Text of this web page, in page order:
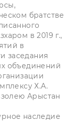
братстве
в 2019 г.,
в
заседания
объединений
Х.А.
Арыстан
наследие